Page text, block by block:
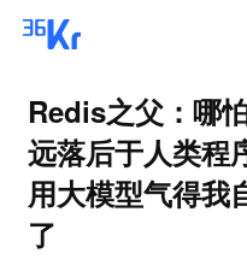
Redis之父：哪
远落后于人类程
用大模型气得我
了